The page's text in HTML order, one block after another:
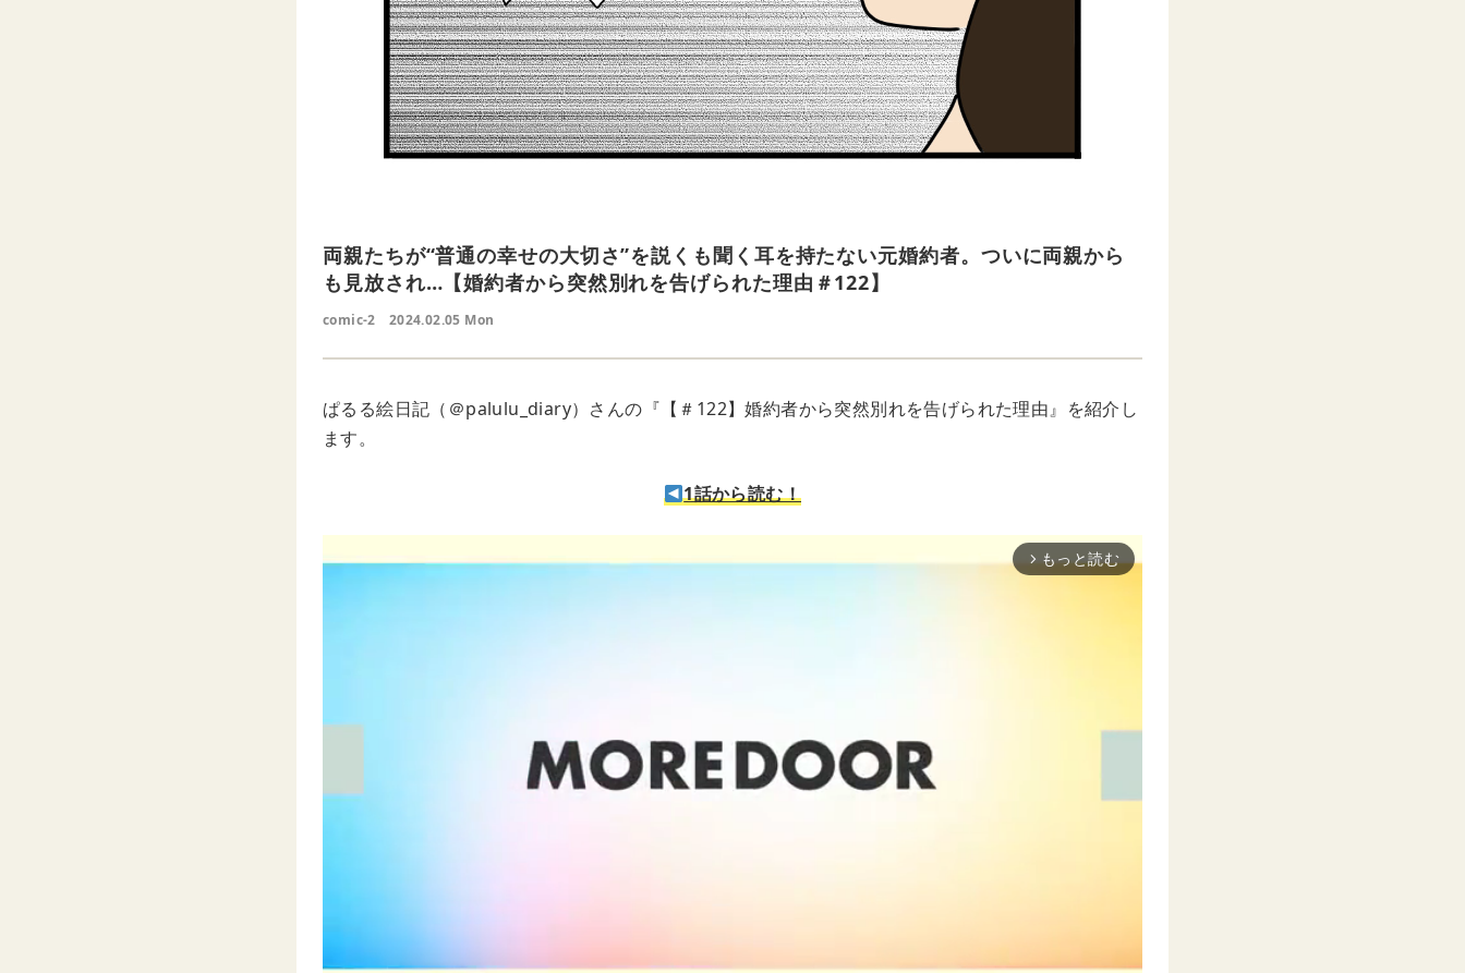
両親たちが“普通の幸せの大切さ”を説くも聞く耳を持たない元婚約者。ついに両親から
も見放され…【婚約者から突然別れを告げられた理由＃122】
comic-2 2024.02.05 Mon
ぱるる絵日記（＠palulu_diary）さんの『【＃122】婚約者から突然別れを告げられた理由』を紹介し
ます。
1話から読む！
arrow_forward_ios もっと読む